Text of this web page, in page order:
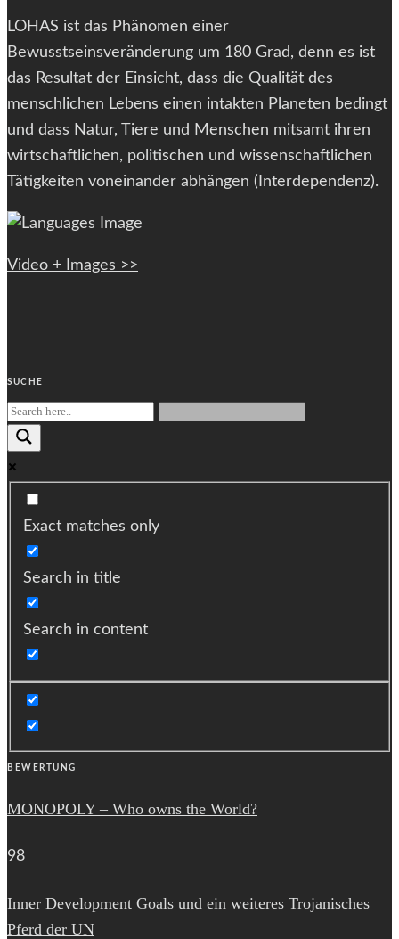
LOHAS ist das Phänomen einer
Bewusstseinsveränderung um 180 Grad, denn es ist
das Resultat der Einsicht, dass die Qualität des
menschlichen Lebens einen intakten Planeten bedingt
und dass Natur, Tiere und Menschen mitsamt ihren
wirtschaftlichen, politischen und wissenschaftlichen
Tätigkeiten voneinander abhängen (Interdependenz).
Video + Images >>
SUCHE
Exact matches only
Search in title
Search in content
BEWERTUNG
MONOPOLY – Who owns the World?
98
Inner Development Goals und ein weiteres Trojanisches
Pferd der UN